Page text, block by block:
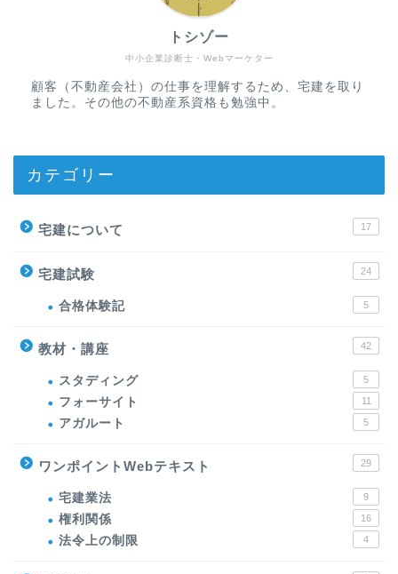
中小企業診断士・Webマーケター
トシゾー
顧客（不動産会社）の仕事を理解するため、宅建を取り
ました。その他の不動産系資格も勉強中。
カテゴリー
宅建について 17
宅建試験 24
合格体験記 5
教材・講座 42
スタディング 5
フォーサイト 11
アガルート 5
ワンポイントWebテキスト 29
宅建業法 9
権利関係 16
法令上の制限 4